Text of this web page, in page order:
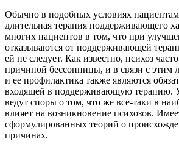
Обычно в подобных условиях пациентам
длительная терапия поддерживающего
многих пациентов в том, что при
отказываются от поддерживающей
ей не следует. Как известно, психоз
причиной бессонницы, и в связи с этим
и ее профилактика также являются
входящей в поддерживающую терапию.
ведут споры о том, что же все-таки в
влияет на возникновение психозов.
сформулированных теорий о
причинах.